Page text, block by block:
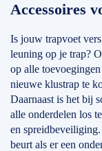
Accessoires
Is jouw trapvoet
leuning op je trap?
op alle
nieuwe klustrap te
Daarnaast is het bij
alle onderdelen los
en
beurt als er een